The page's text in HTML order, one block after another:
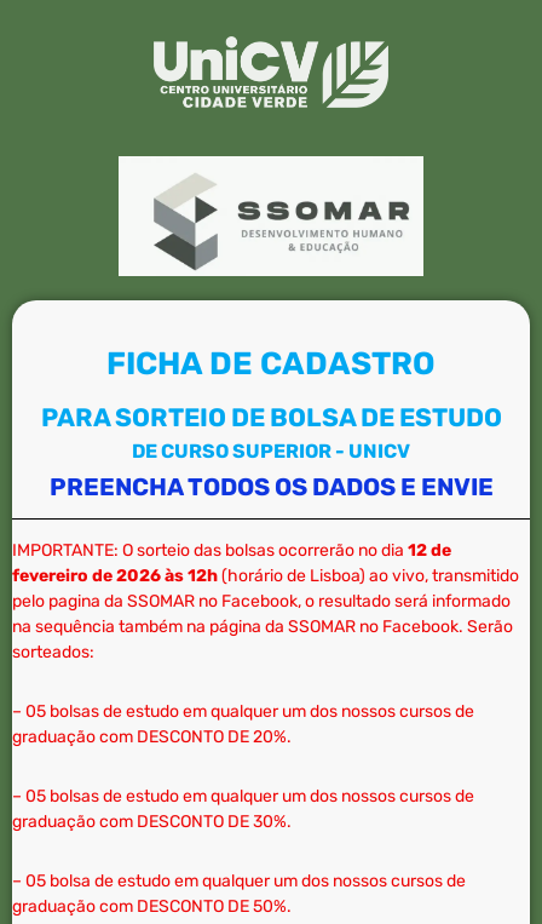
FICHA DE CADASTRO
PARA SORTEIO DE BOLSA DE ESTUDO
DE CURSO SUPERIOR - UNICV
PREENCHA TODOS OS DADOS E ENVIE
IMPORTANTE: O sorteio das bolsas ocorrerão no dia 12 de
fevereiro de 2026 às 12h(horário de Lisboa) ao vivo, transmitido
pelo pagina da SSOMAR no Facebook, o resultado será informado
na sequência também na página da SSOMAR no Facebook. Serão
sorteados:
– 05 bolsas de estudo em qualquer um dos nossos cursos de
graduação com DESCONTO DE 20%.
– 05 bolsas de estudo em qualquer um dos nossos cursos de
graduação com DESCONTO DE 30%.
– 05 bolsa de estudo em qualquer um dos nossos cursos de
graduação com DESCONTO DE 50%.